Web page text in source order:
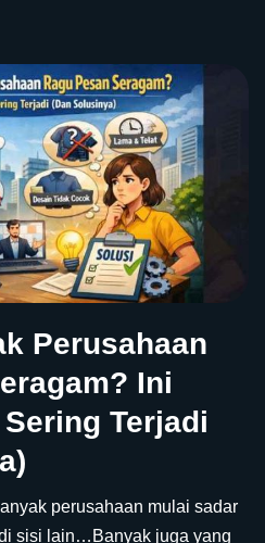
Perusahaan
Ini
Terjadi
perusahaan mulai sadar
sisi lain…Banyak juga yang